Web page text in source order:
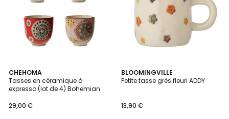
CHEHOMA
Tasses en céramique à
expresso (lot de 4) Bohemian
29,00 €
BLOOMINGVILLE
Petite tasse grès fleuri ADDY
13,90 €
4,3
/ 5